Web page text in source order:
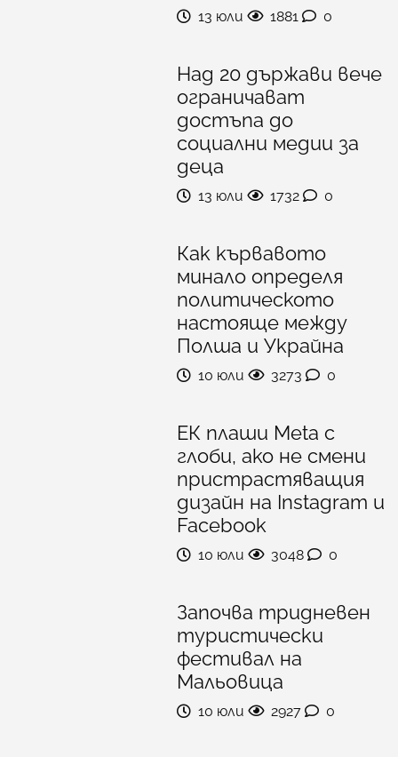
13 юли 1881 0
Над 20 държави вече
ограничават
достъпа до
социални медии за
деца
13 юли 1732 0
Как кървавото
минало определя
политическото
настояще между
Полша и Украйна
10 юли 3273 0
ЕК плаши Meta с
глоби, ако не смени
пристрастяващия
дизайн на Instagram и
Facebook
10 юли 3048 0
Започва тридневен
туристически
фестивал на
Мальовица
10 юли 2927 0